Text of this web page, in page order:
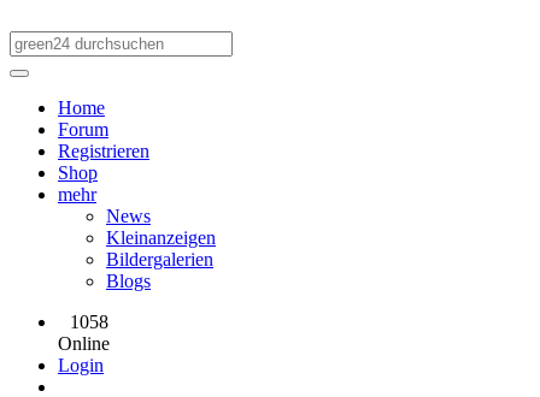
Home
Forum
Registrieren
Shop
mehr
News
Kleinanzeigen
Bildergalerien
Blogs
1058
Online
Login